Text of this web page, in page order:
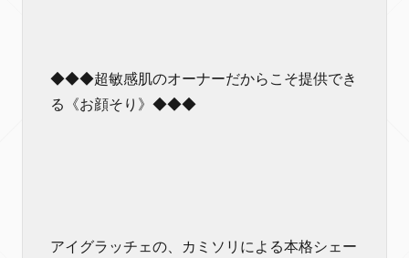
◆◆◆超敏感肌のオーナーだからこそ提供でき
る《お顔そり》◆◆◆
アイグラッチェの、カミソリによる本格シェー